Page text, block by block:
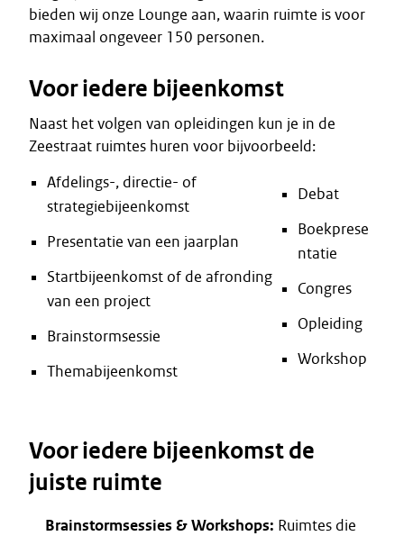
bieden wij onze Lounge aan, waarin ruimte is voor
maximaal ongeveer 150 personen.
Voor iedere bijeenkomst
Naast het volgen van opleidingen kun je in de
Zeestraat ruimtes huren voor bijvoorbeeld:
Afdelings-, directie- of
strategiebijeenkomst
Presentatie van een jaarplan
Startbijeenkomst of de afronding
van een project
Brainstormsessie
Themabijeenkomst
Debat
Boekprese
ntatie
Congres
Opleiding
Workshop
Voor iedere bijeenkomst de
juiste ruimte
Brainstormsessies & Workshops: Ruimtes die